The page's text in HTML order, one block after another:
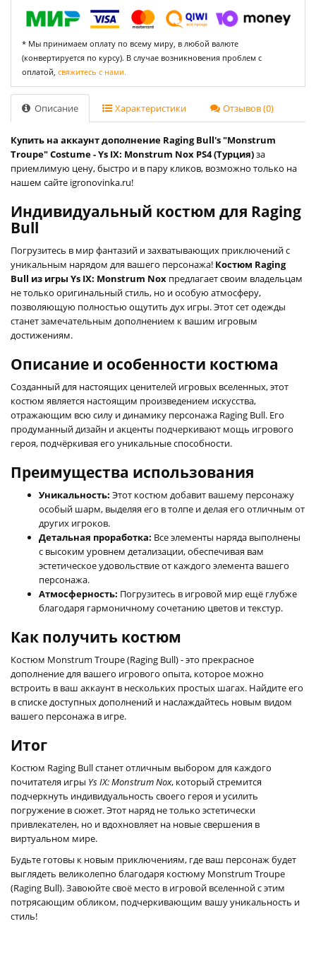
* Мы принимаем оплату по всему миру, в любой валюте
(конвертируется по курсу). В случае возникновения проблем с
оплатой, свяжитесь с нами.
Описание Характеристики Отзывов (0)
Купить на аккаунт дополнение Raging Bull's "Monstrum
Troupe" Costume - Ys IX: Monstrum Nox PS4 (Турция)за
приемлимую цену, быстро и в пару кликов, возможно только на
нашем сайте igronovinka.ru!
Индивидуальный костюм для Raging
Bull
Погрузитесь в мир фантазий и захватывающих приключений с
уникальным нарядом для вашего персонажа! Костюм Raging
Bull из игры Ys IX: Monstrum Nox предлагает своим владельцам
не только оригинальный стиль, но и особую атмосферу,
позволяющую полностью ощутить дух игры. Этот сет одежды
станет замечательным дополнением к вашим игровым
достижениям.
Описание и особенности костюма
Созданный для настоящих ценителей игровых вселенных, этот
костюм является настоящим произведением искусства,
отражающим всю силу и динамику персонажа Raging Bull. Его
продуманный дизайн и акценты подчеркивают мощь игрового
героя, подчёркивая его уникальные способности.
Преимущества использования
Уникальность: Этот костюм добавит вашему персонажу
особый шарм, выделяя его в толпе и делая его отличным от
других игроков.
Детальная проработка: Все элементы наряда выполнены
с высоким уровнем детализации, обеспечивая вам
эстетическое удовольствие от каждого элемента вашего
персонажа.
Атмосферность: Погрузитесь в игровой мир ещё глубже
благодаря гармоничному сочетанию цветов и текстур.
Как получить костюм
Костюм Monstrum Troupe (Raging Bull) - это прекрасное
дополнение для вашего игрового опыта, которое можно
встроить в ваш аккаунт в нескольких простых шагах. Найдите его
в списке доступных дополнений и наслаждайтесь новым видом
вашего персонажа в игре.
Итог
Костюм Raging Bull станет отличным выбором для каждого
почитателя игры Ys IX: Monstrum Nox, который стремится
подчеркнуть индивидуальность своего героя и усилить
погружение в сюжет. Этот наряд не только эстетически
привлекателен, но и вдохновляет на новые свершения в
виртуальном мире.
Будьте готовы к новым приключениям, где ваш персонаж будет
выглядеть великолепно благодаря костюму Monstrum Troupe
(Raging Bull). Завоюйте своё место в игровой вселенной с этим
потрясающим обликом, подчеркивающим вашу уникальность и
стиль!